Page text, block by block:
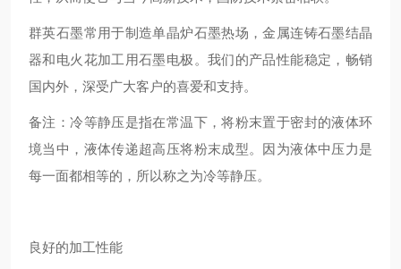
群英石墨常用于制造单晶炉石墨热场，金属连铸石墨结晶
器和电火花加工用石墨电极。我们的产品性能稳定，畅销
国内外，深受广大客户的喜爱和支持。
备注：冷等静压是指在常温下，将粉末置于密封的液体环
境当中，液体传递超高压将粉末成型。因为液体中压力是
每一面都相等的，所以称之为冷等静压。
良好的加工性能